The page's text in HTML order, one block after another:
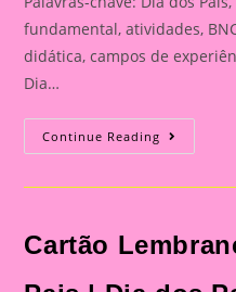
fundamental, atividades,
didática, campos de
Dia…
Continue Reading Cartão
O
|
Dia
Cartão